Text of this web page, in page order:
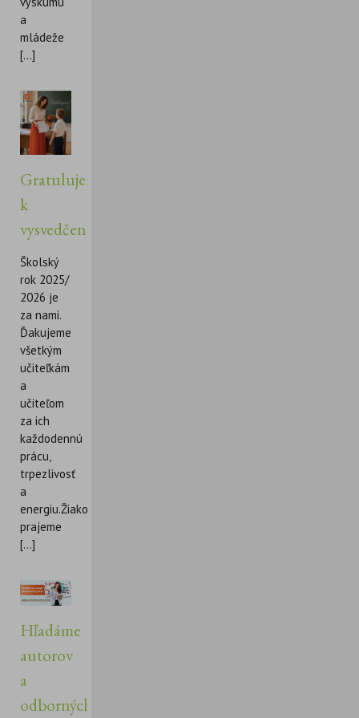
a
mládeže
[...]
Gratulujeme
k
vysvedčeniu!
Školský
rok 2025/
2026 je
za nami.
Ďakujeme
všetkým
učiteľkám
a
učiteľom
za ich
každodennú
prácu,
trpezlivosť
a
energiu.Žiakom
prajeme
[...]
Hľadáme
autorov
a
odborných